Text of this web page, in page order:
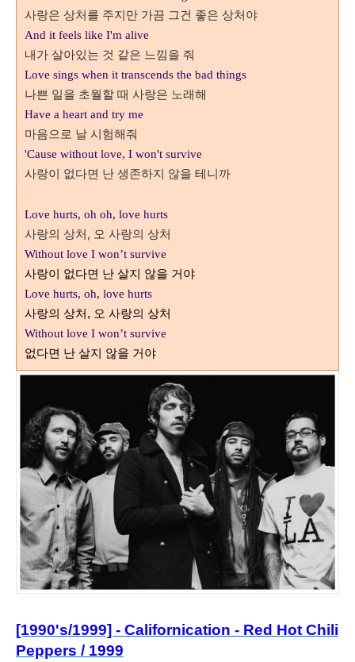
사랑은 상처를 주지만 가끔 그건 좋은 상처야
And it feels like I'm alive
내가 살아있는 것 같은 느낌을 줘
Love sings when it transcends the bad things
나쁜 일을 초월할 때 사랑은 노래해
Have a heart and try me
마음으로 날 시험해줘
'Cause without love, I won't survive
사랑이 없다면 난 생존하지 않을 테니까
Love hurts, oh oh, love hurts
사랑의 상처, 오 사랑의 상처
Without love I won’t survive
사랑이 없다면 난 살지 않을 거야
Love hurts, oh, love hurts
사랑의 상처, 오 사랑의 상처
Without love I won’t survive
없다면 난 살지 않을 거야
[1990's/1999] - Californication - Red Hot Chili
Peppers / 1999